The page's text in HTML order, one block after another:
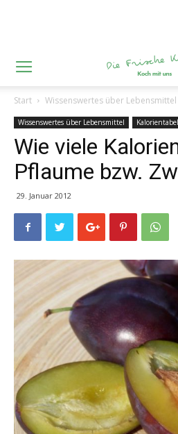
Start Wissenswertes über Lebensmittel
Wissenswertes über Lebensmittel
Wie viele
Pflaume bzw.
29. Januar 2012